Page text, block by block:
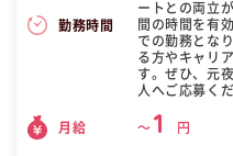
勤務時間
ートとの両立
間の時間を有
での勤務とな
る方やキャリ
す。ぜひ、元
人へご応募くだ
月給 〜 1 円